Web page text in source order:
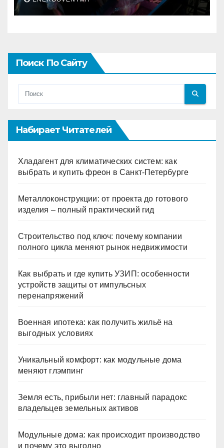
Поиск По Сайту
Набирает Читателей
Хладагент для климатических систем: как
выбрать и купить фреон в Санкт-Петербурге
Металлоконструкции: от проекта до готового
изделия – полный практический гид
Строительство под ключ: почему компании
полного цикла меняют рынок недвижимости
Как выбрать и где купить УЗИП: особенности
устройств защиты от импульсных
перенапряжений
Военная ипотека: как получить жильё на
выгодных условиях
Уникальный комфорт: как модульные дома
меняют глэмпинг
Земля есть, прибыли нет: главный парадокс
владельцев земельных активов
Модульные дома: как происходит производство
и почему это выгодно